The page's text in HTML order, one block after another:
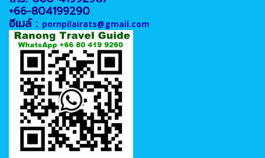
+66-804199290
อีเมล์ : pornpilairats@gmail.com